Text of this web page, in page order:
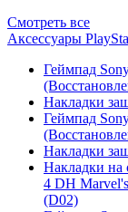
Смотреть все
Аксессуары
Геймпад
Накладки
Геймпад
Накладки
Накладки на
4 DH
(D02)